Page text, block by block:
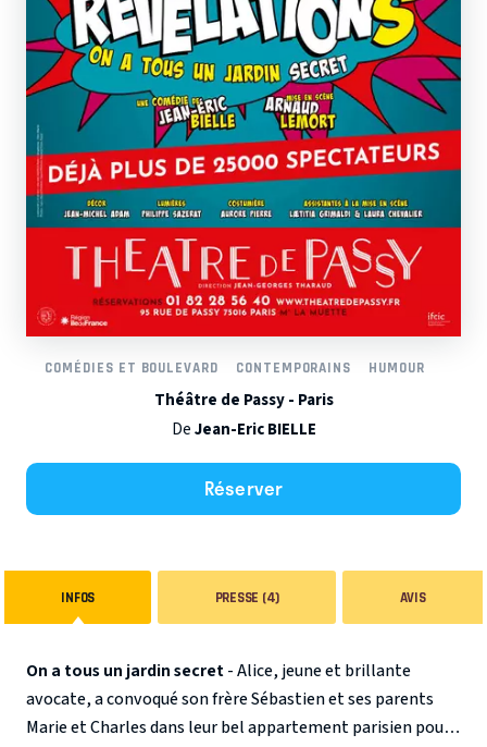
COMÉDIES ET BOULEVARD CONTEMPORAINS HUMOUR
Théâtre de Passy - Paris
DeJean-Eric BIELLE
Réserver
INFOS PRESSE (4) AVIS
On a tous un jardin secret- Alice, jeune et brillante
avocate, a convoqué son frère Sébastien et ses parents
Marie et Charles dans leur bel appartement parisien pour